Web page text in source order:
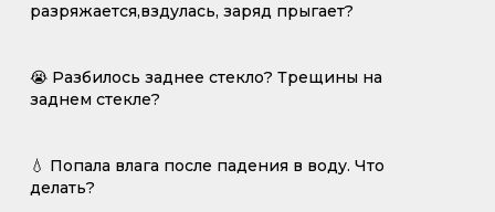
разряжается,вздулась, заряд прыгает?
😭 Разбилось заднее стекло? Трещины на
заднем стекле?
💧 Попала влага после падения в воду. Что
делать?